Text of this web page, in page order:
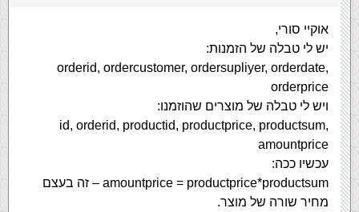
אוקיי סורי,
יש לי טבלה של הזמנות:
orderid, ordercustomer, ordersupliyer, orderdate,
orderprice
ויש לי טבלה של מוצרים שהוזמנו:
id, orderid, productid, productprice, productsum,
amountprice
עכשיו ככה:
amountprice = productprice*productsum – זה בעצם
מחיר שורה של מוצר.